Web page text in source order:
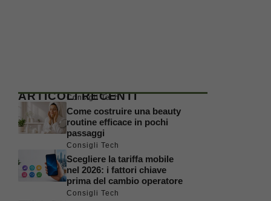
ARTICOLI RECENTI
Consigli Tech
Come costruire una beauty
routine efficace in pochi
passaggi
Consigli Tech
Scegliere la tariffa mobile
nel 2026: i fattori chiave
prima del cambio operatore
Consigli Tech